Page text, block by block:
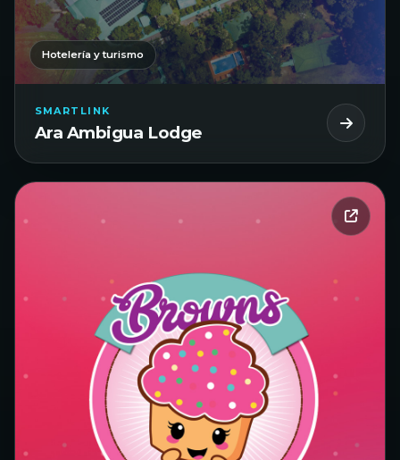
Hotelería y turismo
SMARTLINK
Ara Ambigua Lodge